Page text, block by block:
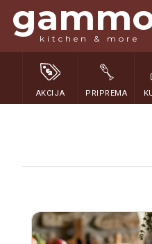
kitchen & more
AKCIJA PRIPREMA